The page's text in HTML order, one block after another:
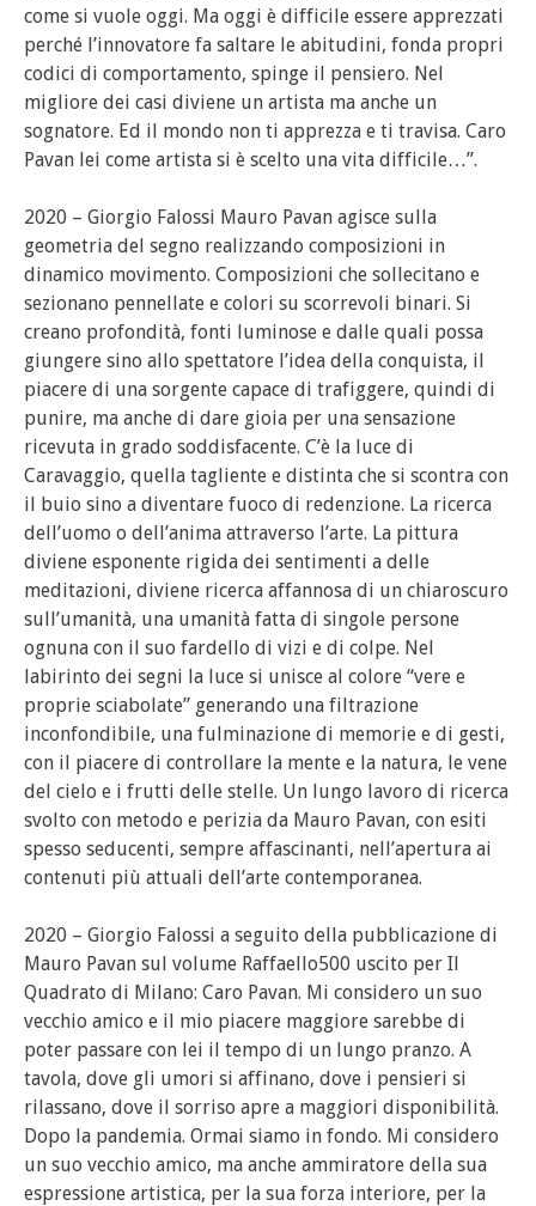
come si vuole oggi. Ma oggi è difficile essere apprezzati
perché l’innovatore fa saltare le abitudini, fonda propri
codici di comportamento, spinge il pensiero. Nel
migliore dei casi diviene un artista ma anche un
sognatore. Ed il mondo non ti apprezza e ti travisa. Caro
Pavan lei come artista si è scelto una vita difficile…”.
2020 – Giorgio Falossi Mauro Pavan agisce sulla
geometria del segno realizzando composizioni in
dinamico movimento. Composizioni che sollecitano e
sezionano pennellate e colori su scorrevoli binari. Si
creano profondità, fonti luminose e dalle quali possa
giungere sino allo spettatore l’idea della conquista, il
piacere di una sorgente capace di trafiggere, quindi di
punire, ma anche di dare gioia per una sensazione
ricevuta in grado soddisfacente. C’è la luce di
Caravaggio, quella tagliente e distinta che si scontra con
il buio sino a diventare fuoco di redenzione. La ricerca
dell’uomo o dell’anima attraverso l’arte. La pittura
diviene esponente rigida dei sentimenti a delle
meditazioni, diviene ricerca affannosa di un chiaroscuro
sull’umanità, una umanità fatta di singole persone
ognuna con il suo fardello di vizi e di colpe. Nel
labirinto dei segni la luce si unisce al colore “vere e
proprie sciabolate” generando una filtrazione
inconfondibile, una fulminazione di memorie e di gesti,
con il piacere di controllare la mente e la natura, le vene
del cielo e i frutti delle stelle. Un lungo lavoro di ricerca
svolto con metodo e perizia da Mauro Pavan, con esiti
spesso seducenti, sempre affascinanti, nell’apertura ai
contenuti più attuali dell’arte contemporanea.
2020 – Giorgio Falossi a seguito della pubblicazione di
Mauro Pavan sul volume Raffaello500 uscito per Il
Quadrato di Milano: Caro Pavan. Mi considero un suo
vecchio amico e il mio piacere maggiore sarebbe di
poter passare con lei il tempo di un lungo pranzo. A
tavola, dove gli umori si affinano, dove i pensieri si
rilassano, dove il sorriso apre a maggiori disponibilità.
Dopo la pandemia. Ormai siamo in fondo. Mi considero
un suo vecchio amico, ma anche ammiratore della sua
espressione artistica, per la sua forza interiore, per la